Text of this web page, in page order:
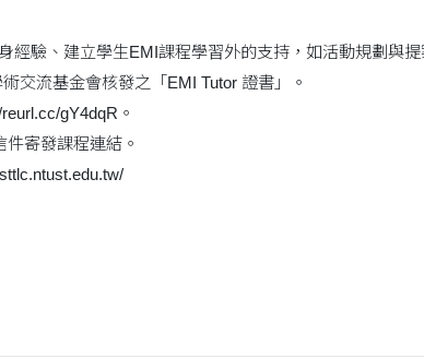
經驗、建立學生EMI課程學習外的支持，如活動規劃與
交流基金會核發之「EMI Tutor 證書」。
gY4dqR。
寄發課程連結。